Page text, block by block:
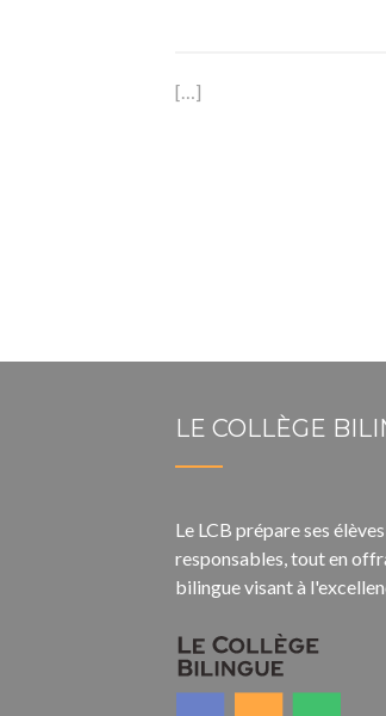
[…]
LE COLLÈGE
Le LCB prépare ses
responsables, tout en
bilingue visant à